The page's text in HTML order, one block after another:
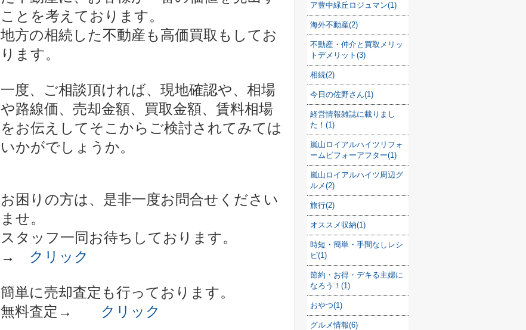
ことを考えております。
地方の相続した不動産も高価買取もしてお
ります。
一度、ご相談頂ければ、現地確認や、相場
や路線価、売却金額、買取金額、賃料相場
をお伝えしてそこからご検討されてみては
いかがでしょうか。
お困りの方は、是非一度お問合せください
ませ。
スタッフ一同お待ちしております。
→ クリック
簡単に売却査定も行っております。
無料査定→
クリック
ア豊中緑丘ロジュマン(1)
海外不動産(2)
不動産・仲介と買取メリッ
トデメリット(3)
相続(2)
今日の佐野さん(1)
経営情報雑誌に載りまし
た！(1)
嵐山ロイアルハイツリフォ
ームビフォーアフター(1)
嵐山ロイアルハイツ周辺グ
ルメ(2)
旅行(2)
オススメ収納(1)
時短・簡単・手間なしレシ
ピ(1)
節約・お得・デキる主婦に
なろう！(1)
おやつ(1)
グルメ情報(6)